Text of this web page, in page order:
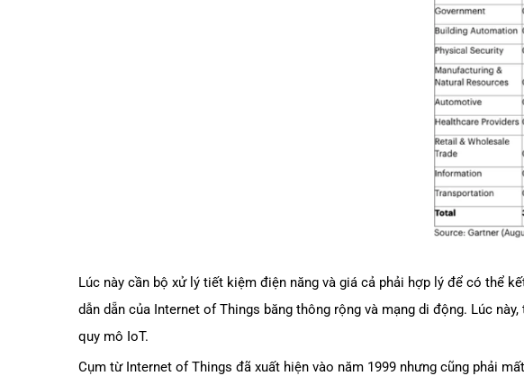
Lúc này cần bộ xử lý tiết kiệm điện năng và giá cả phải hợp lý để có thể
dẫn dẵn của Internet of Things băng thông rộng và mạng di động. Lúc
quy mô IoT.
Cụm từ Internet of Things đã xuất hiện vào năm 1999 nhưng cũng phải